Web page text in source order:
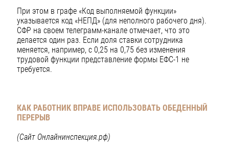
При этом в графе «Код выполняемой функции»
указывается код «НЕПД» (для неполного рабочего дня).
СФР на своем телеграмм-канале отмечает, что это
делается один раз. Если доля ставки сотрудника
меняется, например, с 0,25 на 0,75 без изменения
трудовой функции представление формы ЕФС-1 не
требуется.
КАК РАБОТНИК ВПРАВЕ ИСПОЛЬЗОВАТЬ ОБЕДЕННЫЙ
ПЕРЕРЫВ
(Сайт Онлайнинспекция.рф)